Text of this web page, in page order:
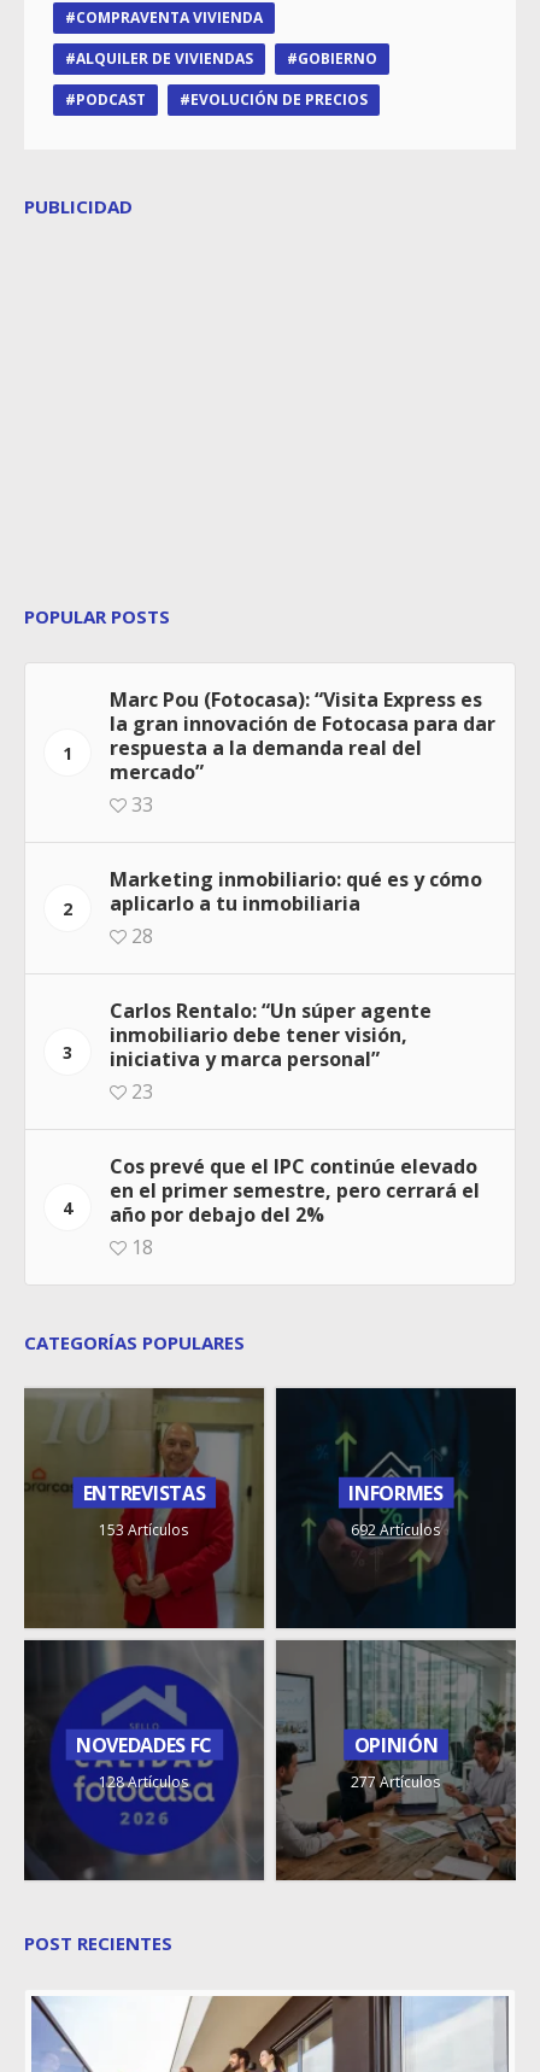
COMPRAVENTA VIVIENDA
ALQUILER DE VIVIENDAS
GOBIERNO
PODCAST
EVOLUCIÓN DE PRECIOS
PUBLICIDAD
POPULAR POSTS
1
Marc Pou (Fotocasa): “Visita Express es
la gran innovación de Fotocasa para dar
respuesta a la demanda real del
mercado”
33
2
Marketing inmobiliario: qué es y cómo
aplicarlo a tu inmobiliaria
28
3
Carlos Rentalo: “Un súper agente
inmobiliario debe tener visión,
iniciativa y marca personal”
23
4
Cos prevé que el IPC continúe elevado
en el primer semestre, pero cerrará el
año por debajo del 2%
18
CATEGORÍAS POPULARES
ENTREVISTAS
153 Artículos
INFORMES
692 Artículos
NOVEDADES FC
128 Artículos
OPINIÓN
277 Artículos
POST RECIENTES